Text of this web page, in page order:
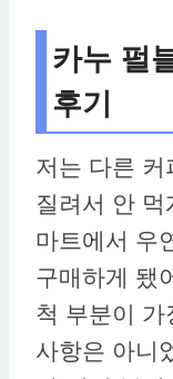
카누 펄
후기
저는 다른 커
질려서 안
마트에서 우
구매하게 됐
척 부분이 가
사항은 아니